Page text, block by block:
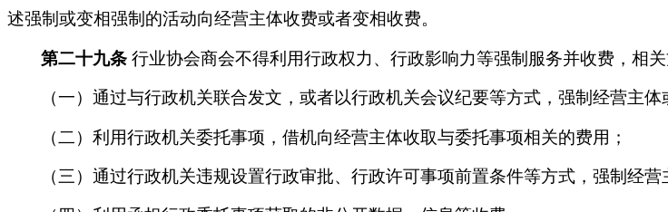
述强制或变相强制的活动向经营主体收费或者变相收费。
第二十九条 行业协会商会不得利用行政权力、行政影响力等强制服务并收费，相关
（一）通过与行政机关联合发文，或者以行政机关会议纪要等方式，强制经营主
（二）利用行政机关委托事项，借机向经营主体收取与委托事项相关的费用；
（三）通过行政机关违规设置行政审批、行政许可事项前置条件等方式，强制经营